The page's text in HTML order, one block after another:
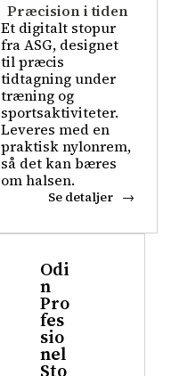
Præcision i tiden
Et digitalt stopur
fra ASG, designet
til præcis
tidtagning under
træning og
sportsaktiviteter.
Leveres med en
praktisk nylonrem,
så det kan bæres
om halsen.
Se detaljer
Odi
n
Pro
fes
sio
nel
Sto